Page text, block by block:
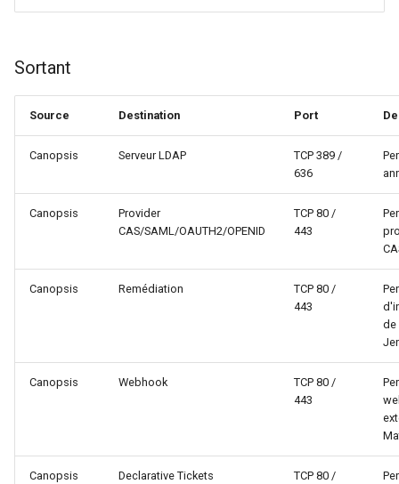
Sortant
Source Destination Port
Canopsis Serveur LDAP
TCP 389 /
636
Canopsis
Provider
CAS/SAML/OAUTH2/OPENID
TCP 80 /
443
Canopsis Remédiation
TCP 80 /
443
de
Canopsis Webhook
TCP 80 /
443
Canopsis Declarative Tickets
TCP 80 /